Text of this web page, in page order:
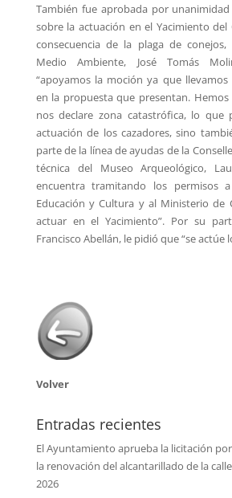
También fue aprobada por
sobre la actuación en el Yacimiento del
consecuencia de la plaga de
Medio Ambiente, José Tomás
“apoyamos la moción ya que
en la propuesta que presentan. Hemos
nos declare zona catastrófica, lo
actuación de los cazadores, sino
parte de la línea de ayudas de la
técnica del Museo Arqueológico,
encuentra tramitando los permisos
Educación y Cultura y al Ministerio de
actuar en el Yacimiento”. Por su
Francisco Abellán, le pidió que “se actúe
Volver
Entradas recientes
El Ayuntamiento aprueba la licitación
la renovación del alcantarillado de la
2026